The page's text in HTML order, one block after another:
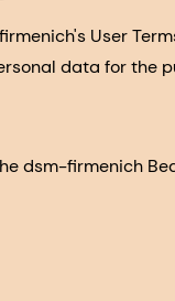
User
data for the
dsm-firmenich